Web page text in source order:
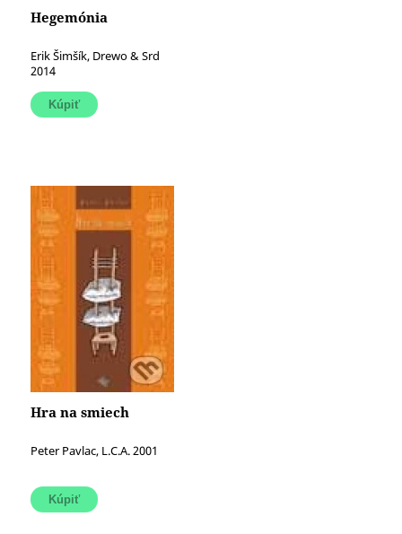
Hegemónia
Erik Šimšík, Drewo & Srd
2014
Hra na smiech
Peter Pavlac, L.C.A. 2001